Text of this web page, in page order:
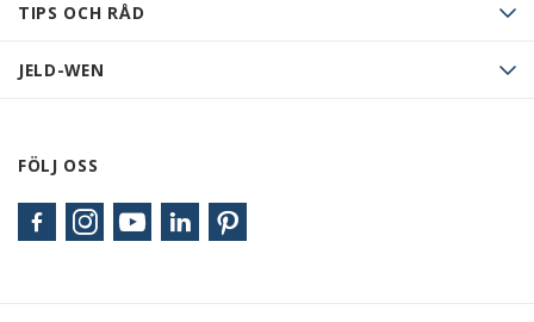
TIPS OCH RÅD
JELD-WEN
FÖLJ OSS